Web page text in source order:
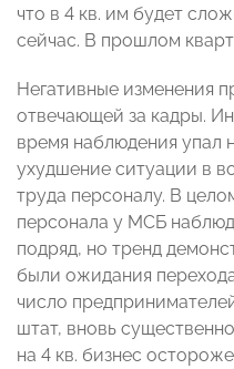
что в 4 кв. им будет
сейчас. В прошлом
Негативные изменения
отвечающей за кадры.
время наблюдения упал
ухудшение ситуации в
труда персоналу. В
персонала у МСБ
подряд, но тренд
были ожидания
число
штат, вновь
на 4 кв. бизнес